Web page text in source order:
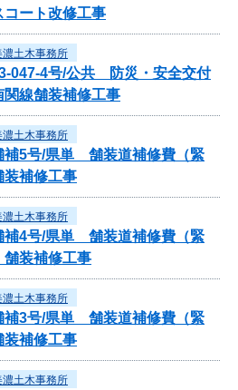
コート改修工事
濃土木事務所
047-4号/公共 防災・安全交付
線舗装補修工事
濃土木事務所
補5号/県単 舗装道補修費（緊
補修工事
濃土木事務所
補4号/県単 舗装道補修費（緊
装補修工事
濃土木事務所
補3号/県単 舗装道補修費（緊
補修工事
濃土木事務所